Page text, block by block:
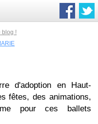
blog !
d'adoption en Haut-
fêtes, des animations,
pour ces ballets